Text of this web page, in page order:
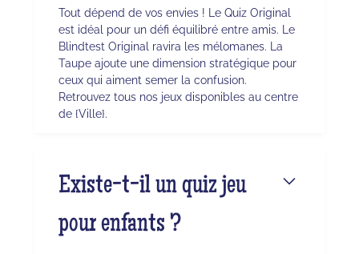
Tout dépend de vos envies ! Le Quiz Original
est idéal pour un défi équilibré entre amis. Le
Blindtest Original ravira les mélomanes. La
Taupe ajoute une dimension stratégique pour
ceux qui aiment semer la confusion.
Retrouvez tous nos jeux disponibles au centre
de {Ville}.
Existe-t-il un quiz jeu
pour enfants ?